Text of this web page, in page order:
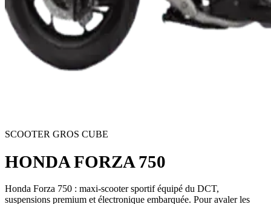
SCOOTER GROS CUBE
HONDA FORZA 750
Honda Forza 750 : maxi-scooter sportif équipé du DCT,
suspensions premium et électronique embarquée. Pour avaler les